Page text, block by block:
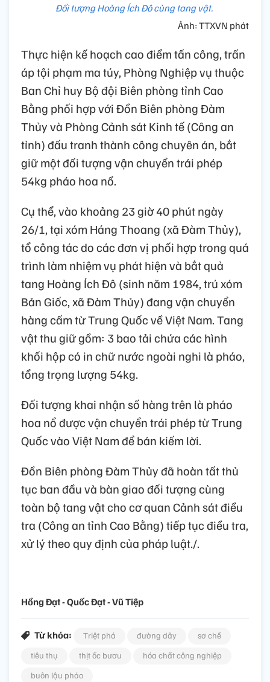
Đối tượng Hoàng Ích Đô cùng tang vật.
Ảnh: TTXVN phát
Thực hiện kế hoạch cao điểm tấn công, trấn
áp tội phạm ma túy, Phòng Nghiệp vụ thuộc
Ban Chỉ huy Bộ đội Biên phòng tỉnh Cao
Bằng phối hợp với Đồn Biên phòng Đàm
Thủy và Phòng Cảnh sát Kinh tế (Công an
tỉnh) đấu tranh thành công chuyên án, bắt
giữ một đối tượng vận chuyển trái phép
54kg pháo hoa nổ.
Cụ thể, vào khoảng 23 giờ 40 phút ngày
26/1, tại xóm Háng Thoang (xã Đàm Thủy),
tổ công tác do các đơn vị phối hợp trong quá
trình làm nhiệm vụ phát hiện và bắt quả
tang Hoàng Ích Đô (sinh năm 1984, trú xóm
Bản Giốc, xã Đàm Thủy) đang vận chuyển
hàng cấm từ Trung Quốc về Việt Nam. Tang
vật thu giữ gồm: 3 bao tải chứa các hình
khối hộp có in chữ nước ngoài nghi là pháo,
tổng trọng lượng 54kg.
Đối tượng khai nhận số hàng trên là pháo
hoa nổ được vận chuyển trái phép từ Trung
Quốc vào Việt Nam để bán kiếm lời.
Đồn Biên phòng Đàm Thủy đã hoàn tất thủ
tục ban đầu và bàn giao đối tượng cùng
toàn bộ tang vật cho cơ quan Cảnh sát điều
tra (Công an tỉnh Cao Bằng) tiếp tục điều tra,
xử lý theo quy định của pháp luật./.
Hồng Đạt - Quốc Đạt - Vũ Tiệp
Từ khóa: Triệt phá đường dây
sơ chế
tiêu thụ
thịt ốc bươu
hóa chất công nghiệp
buôn lậu pháo